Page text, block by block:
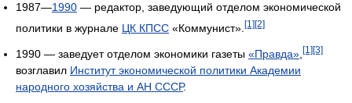
1987—1990 — редактор, заведующий отделом экономической
политики в журнале ЦК КПСС «Коммунист». [1] [2]
1990 — заведует отделом экономики газеты «Правда» [1][3]
возглавил Институт экономической политики Академии
народного хозяйства и АН СССР.